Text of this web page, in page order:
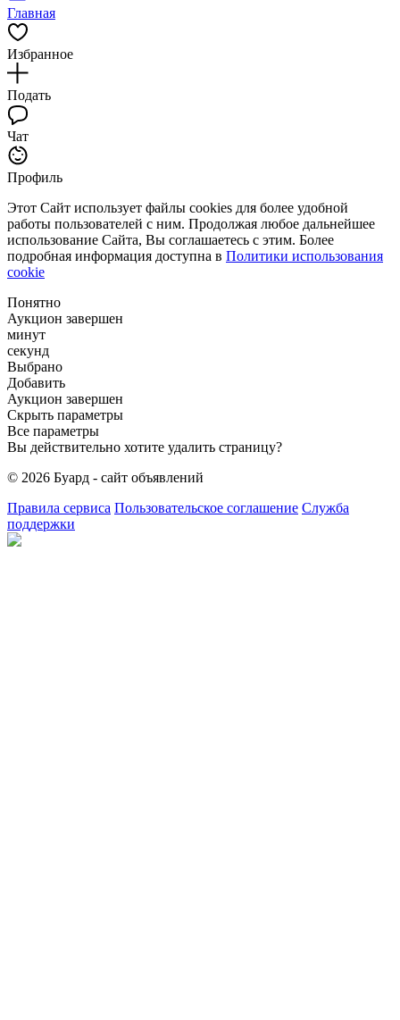
Главная
Избранное
Подать
Чат
Профиль
Этот Сайт использует файлы cookies для более удобной
работы пользователей с ним. Продолжая любое дальнейшее
использование Сайта, Вы соглашаетесь с этим. Более
подробная информация доступна в Политики использования
cookie
Понятно
Аукцион завершен
минут
секунд
Выбрано
Добавить
Аукцион завершен
Скрыть параметры
Все параметры
Вы действительно хотите удалить страницу?
© 2026 Буард - сайт объявлений
Правила сервиса Пользовательское соглашение Служба
поддержки